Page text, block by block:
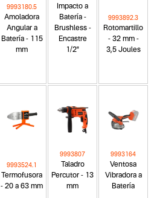
Amoladora
Angular a
Batería - 115
mm
9993180.5
Impacto a
Batería -
Brushless -
Encastre
1/2"
Rotomartillo
- 32 mm -
3,5 Joules
9993892.3
Termofusora
- 20 a 63 mm
9993524.1
Taladro
Percutor - 13
mm
9993807
Ventosa
Vibradora a
Batería
9993164